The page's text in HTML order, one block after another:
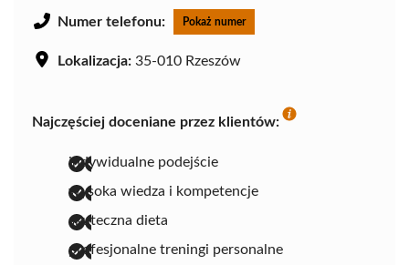
Numer telefonu: Pokaż numer
Lokalizacja: 35-010 Rzeszów
Najczęściej doceniane przez klientów:
indywidualne podejście
wysoka wiedza i kompetencje
skuteczna dieta
profesjonalne treningi personalne